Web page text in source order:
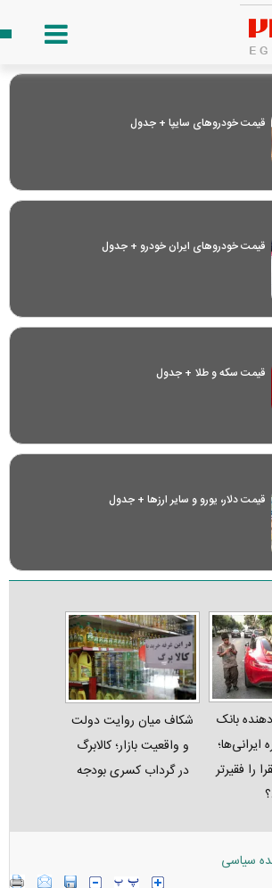
قیمت خودرو‌های سایپا + جدول
قیمت خودرو‌های ایران خودرو + جدول
قیمت سکه و طلا + جدول
قیمت دلار، یورو و سایر ارز‌ها + جدول
بانک
ایرانی‌ها؛
را فقیرتر
شکاف میان روایت دولت
و واقعیت بازار؛ کالابرگ
در گرداب کسری بودجه
سیاسی